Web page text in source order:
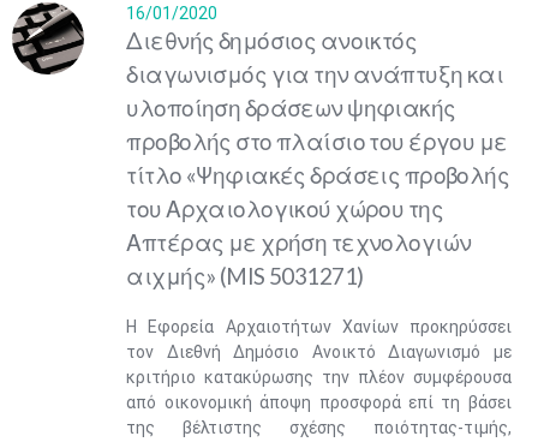
16/01/2020
Διεθνής δημόσιος ανοικτός
διαγωνισμός για την ανάπτυξη και
υλοποίηση δράσεων ψηφιακής
προβολής στο πλαίσιο του έργου με
τίτλο «Ψηφιακές δράσεις προβολής
του Αρχαιολογικού χώρου της
Απτέρας με χρήση τεχνολογιών
αιχμής» (MIS 5031271)
Η Εφορεία Αρχαιοτήτων Χανίων προκηρύσσει
τον Διεθνή Δημόσιο Ανοικτό Διαγωνισμό με
κριτήριο κατακύρωσης την πλέον συμφέρουσα
από οικονομική άποψη προσφορά επί τη βάσει
της βέλτιστης σχέσης ποιότητας-τιμής,